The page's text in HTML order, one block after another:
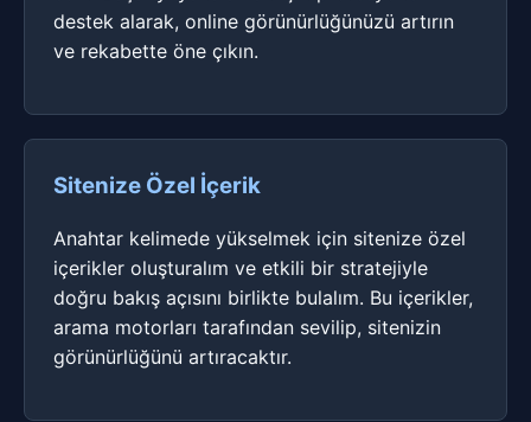
destek alarak, online görünürlüğünüzü artırın
ve rekabette öne çıkın.
Sitenize Özel İçerik
Anahtar kelimede yükselmek için sitenize özel
içerikler oluşturalım ve etkili bir stratejiyle
doğru bakış açısını birlikte bulalım. Bu içerikler,
arama motorları tarafından sevilip, sitenizin
görünürlüğünü artıracaktır.